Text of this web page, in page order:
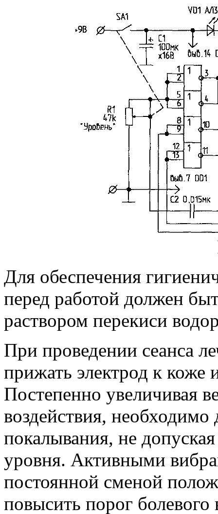
Для обеспечения
перед работой должен
раствором перекиси
При проведении сеанса
прижать электрод к коже
Постепенно увеличивая
воздействия, необходимо
покалывания, не
уровня. Активными
постоянной сменой
повысить порог болевого